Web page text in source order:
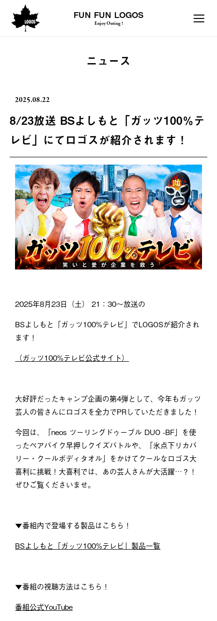
FUN FUN LOGOS
Enjoy Outing !
ニュース
2025.08.22
8/23放送 BSよしもと「ガッツ100％テ
レビ」にてロゴスが紹介されます！
2025年8月23日（土） 21：30〜放送の
BSよしもと「ガッツ100%テレビ」でLOGOSが紹介され
ます！
（ガッツ100%テレビ公式サイト）
大好評だったキャンプ企画の第4弾として、今年もガッツ
芸人の皆さんにロゴスを全力でPRしていただきました！
今回は、「neos ツーリングドゥーブル DUO -BF」を使
ったペアバイク早押しクイズバトルや、「氷点下リカバ
リー・クールボディタオル」をかけてクールなロゴス大
喜利に挑戦！大喜利では、あの芸人さんが大活躍…？！
ぜひご覧くださいませ。
▼番組内で登場する製品はこちら！
BSよしもと「ガッツ100%テレビ」製品一覧
▼番組の視聴方法はこちら！
番組公式YouTube